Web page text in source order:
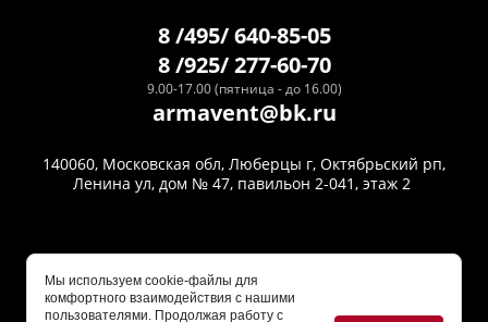
8 /495/ 640-85-05
8 /925/ 277-60-70
9.00-17.00 (пятница - до 16.00)
armavent@bk.ru
140060, Московская обл, Люберцы г, Октябрьский рп,
Ленина ул, дом № 47, павильон 2-041, этаж 2
Мы используем cookie-файлы для
комфортного взаимодействия с нашими
пользователями. Продолжая работу с